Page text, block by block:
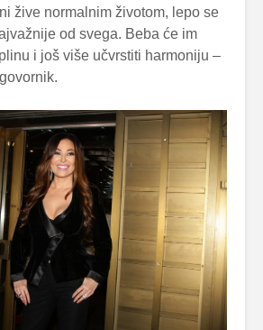
žive normalnim životom, lepo se
od svega. Beba će im
i još više učvrstiti harmoniju –